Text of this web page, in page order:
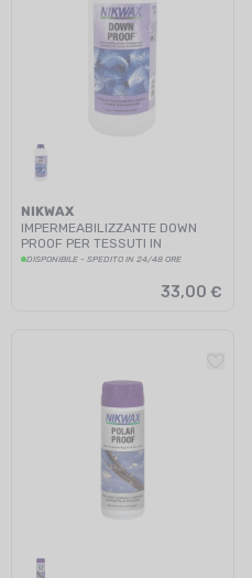
NIKWAX
IMPERMEABILIZZANTE DOWN
PROOF PER TESSUTI IN
PIUMA/PIUMINO 1L
DISPONIBILE - SPEDITO IN 24/48 ORE
33,00 €